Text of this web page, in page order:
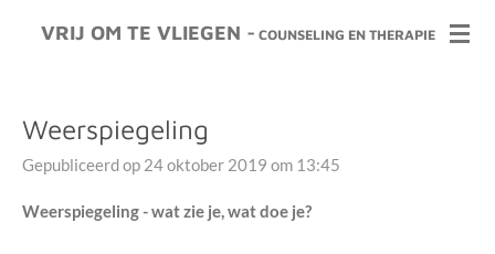
hoofdinhoud
VRIJ OM TE VLIEGEN - COUNSELING EN THERAPIE
Weerspiegeling
Gepubliceerd op 24 oktober 2019 om 13:45
Weerspiegeling - wat zie je, wat doe je?